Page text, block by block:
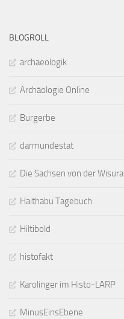
BLOGROLL
archaeologik
Archäologie Online
Burgerbe
darmundestat
Die Sachsen von der Wisura
Haithabu Tagebuch
Hiltibold
histofakt
Karolinger im Histo-LARP
MinusEinsEbene